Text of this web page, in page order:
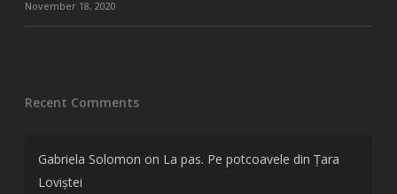
November 18, 2020
Recent Comments
Gabriela Solomon on La pas. Pe potcoavele din Țara
Loviștei